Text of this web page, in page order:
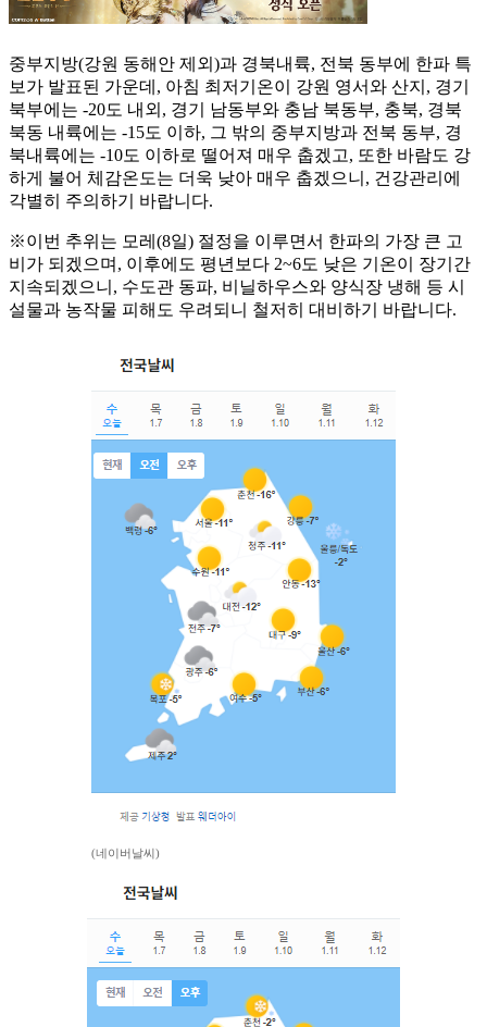
중부지방(강원 동해안 제외)과 경북내륙, 전북 동부에 한파 특
보가 발표된 가운데, 아침 최저기온이 강원 영서와 산지, 경기
북부에는 -20도 내외, 경기 남동부와 충남 북동부, 충북, 경북
북동 내륙에는 -15도 이하, 그 밖의 중부지방과 전북 동부, 경
북내륙에는 -10도 이하로 떨어져 매우 춥겠고, 또한 바람도 강
하게 불어 체감온도는 더욱 낮아 매우 춥겠으니, 건강관리에
각별히 주의하기 바랍니다.
※이번 추위는 모레(8일) 절정을 이루면서 한파의 가장 큰 고
비가 되겠으며, 이후에도 평년보다 2~6도 낮은 기온이 장기간
지속되겠으니, 수도관 동파, 비닐하우스와 양식장 냉해 등 시
설물과 농작물 피해도 우려되니 철저히 대비하기 바랍니다.
(네이버날씨)